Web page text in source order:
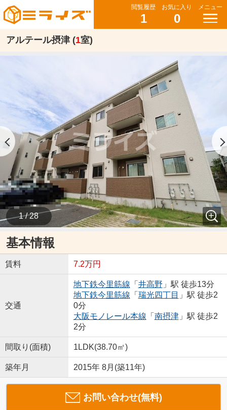
閲覧履歴
1
お気に入り
0
メニュー
アルテール摂津 (1室)
1 / 28
基本情報
賃料 7.2万円
交通
地下鉄今里筋線 「 井高野 」駅 徒歩13分
地下鉄今里筋線 「 瑞光四丁目 」駅 徒歩2
0分
大阪モノレール本線 「 南摂津」駅 徒歩2
2分
間取り(面積) 1LDK(38.70㎡)
築年月 2015年 8月(築11年)
お問い合わせ(無料)